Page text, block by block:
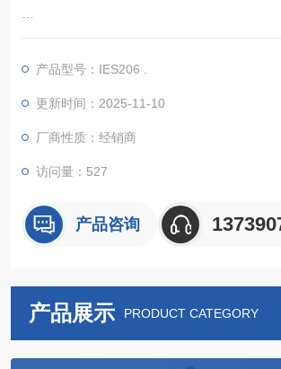
电气性能可靠：工作电压为 10 - 30V DC，适
具备短路保护、过载保护和反相保护功能，可
检测精度高：感应距离为 3mm，实际感应距
作距离为 0 - 2.43mm。校正系数为 1，对所
定，低传感器容差保证了检测的可靠性
产品型号：IES206 .
更新时间：2025-11-10
厂商性质：经销商
访问量：527
产品咨询
产品展示 PRODUCT CATEGORY